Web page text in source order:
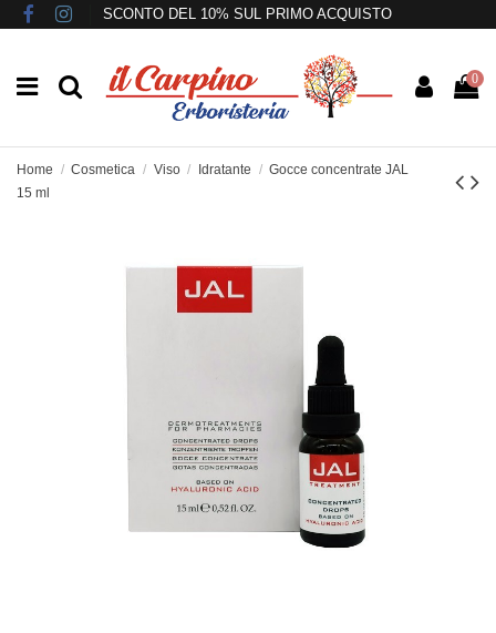
SCONTO DEL 10% SUL PRIMO ACQUISTO
0
Home Cosmetica Viso Idratante
Gocce concentrate JAL
15 ml